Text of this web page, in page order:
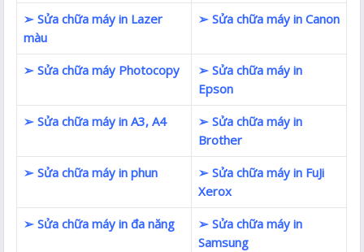
➢ Sửa chữa máy in Lazer
màu
➢ Sửa chữa máy in Canon
➢ Sửa chữa máy Photocopy
➢ Sửa chữa máy in
Epson
➢ Sửa chữa máy in A3, A4
➢ Sửa chữa máy in
Brother
➢ Sửa chữa máy in phun
➢ Sửa chữa máy in FuJi
Xerox
➢ Sửa chữa máy in đa năng
➢ Sửa chữa máy in
Samsung